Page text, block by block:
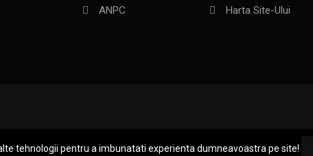
ANPC
Harta Site-Ului
tehnologii pentru a imbunatati experienta dumneavoastra pe site!